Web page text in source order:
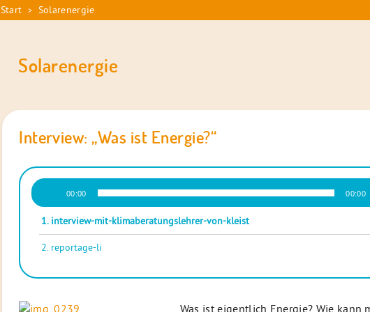
Sie
Start > Solarenergie
Solarenergie
Interview: „Was ist Energie?“
Audio-
Player
00:00 00:00
1. interview-mit-klimaberatungslehrer-von-kleist
2. reportage-li
Was ist eigentlich Energie? Wie kann